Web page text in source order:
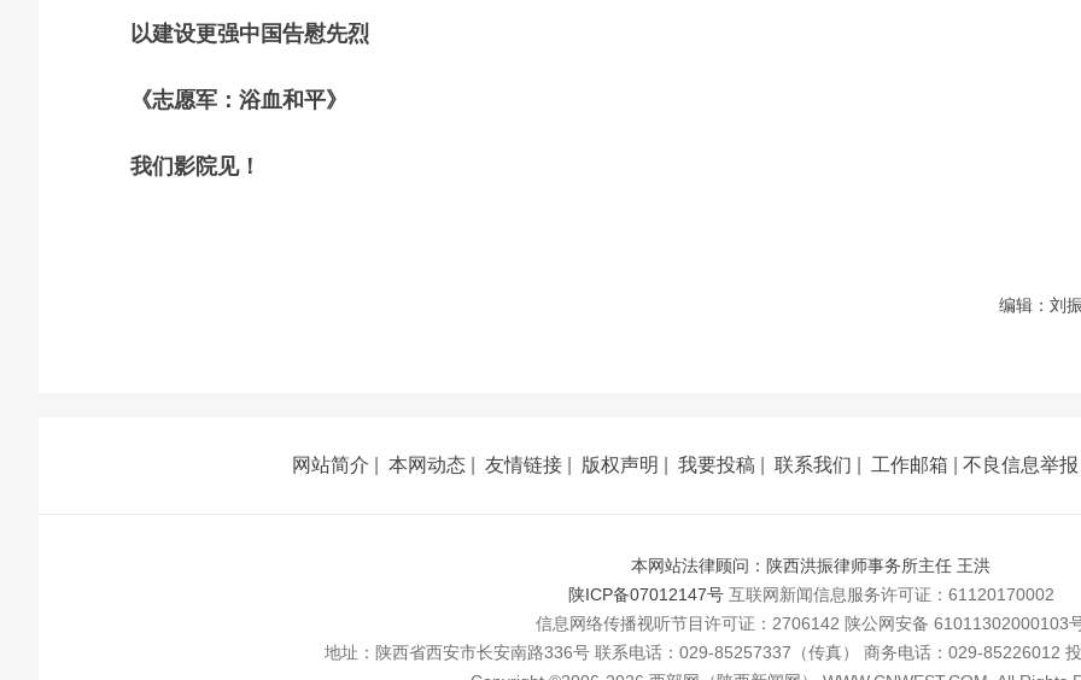
以建设更强中国告慰先烈
《志愿军：浴血和平》
我们影院见！
编辑：刘
网站简介 本网动态 友情链接 版权声明 我要投稿 联系我们 工作邮箱 不良信息举报
本网站法律顾问：陕西洪振律师事务所主任 王洪
陕ICP备07012147号互联网新闻信息服务许可证：61120170002
信息网络传播视听节目许可证：2706142 陕公网安备 61011302000103
地址：陕西省西安市长安南路336号 联系电话：029-85257337（传真） 商务电话：029-85226012